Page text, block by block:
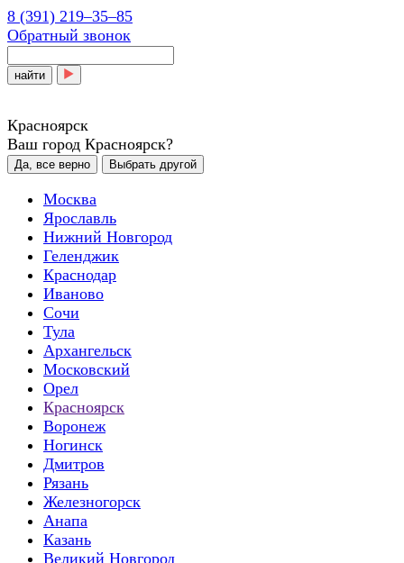
8 (391) 219‒35‒85
Обратный звонок
найти
Красноярск
Ваш город Красноярск?
Да, все верно Выбрать другой
Москва
Ярославль
Нижний Новгород
Геленджик
Краснодар
Иваново
Сочи
Тула
Архангельск
Московский
Орел
Красноярск
Воронеж
Ногинск
Дмитров
Рязань
Железногорск
Анапа
Казань
Великий Новгород